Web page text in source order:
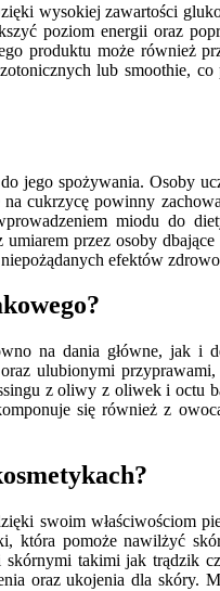
wysokiej zawartości
poziom energii oraz
produktu może również
lub smoothie, co
jego spożywania. Osoby
cukrzycę powinny
miodu do
przez osoby
efektów
na dania główne, jak i
ulubionymi
z oliwy z oliwek i octu
się również z
swoim właściwościom
która pomoże nawilżyć
takimi jak trądzik
oraz ukojenia dla skóry.